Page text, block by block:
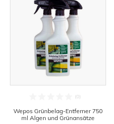
Wepos Grünbelag-Entferner 750
ml Algen und Grünansätze